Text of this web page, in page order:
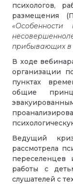
психологов,
размещения
«Особенности
прибывающих в
В ходе
организации
пунктах
общие
Ведущий
рассмотрела
переселенцев
работы с
слушателей с